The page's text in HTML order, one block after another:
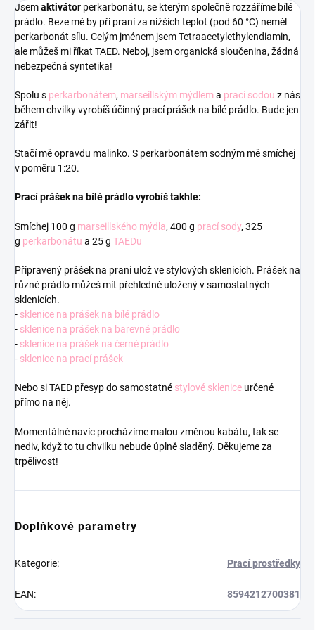
Jsemaktivátor perkarbonátu, se kterým společně rozzáříme bílé
prádlo. Beze mě by při praní za nižších teplot (pod 60 °C) neměl
perkarbonát sílu. Celým jménem jsem Tetraacetylethylendiamin,
ale můžeš mi říkat TAED. Neboj, jsem organická sloučenina, žádná
nebezpečná syntetika!
Spolu s perkarbonátem, marseillským mýdlema prací sodou z nás
během chvilky vyrobíš účinný prací prášek na bílé prádlo. Bude jen
zářit!
Stačí mě opravdu malinko. S perkarbonátem sodným mě smíchej
v poměru 1:20.
Prací prášek na bílé prádlo vyrobíš takhle:
Smíchej 100 g marseillského mýdla, 400 g prací sody, 325
g perkarbonátu a 25 g TAEDu
Připravený prášek na praní ulož ve stylových sklenicích. Prášek na
různé prádlo můžeš mít přehledně uložený v samostatných
sklenicích.
- sklenice na prášek na bílé prádlo
- sklenice na prášek na barevné prádlo
- sklenice na prášek na černé prádlo
- sklenice na prací prášek
Nebo si TAED přesyp do samostatné stylové sklenice určené
přímo na něj.
Momentálně navíc procházíme malou změnou kabátu, tak se
nediv, když to tu chvilku nebude úplně sladěný. Děkujeme za
trpělivost!
Doplňkové parametry
Kategorie: Prací prostředky
EAN: 8594212700381